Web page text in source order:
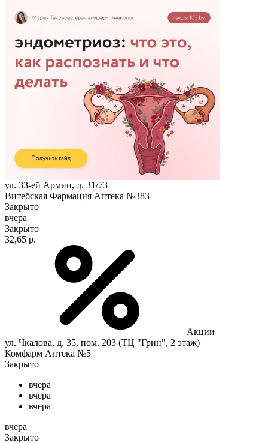
ул. 33-ей Армии, д. 31/73
Витебская Фармация Аптека №383
Закрыто
вчера
Закрыто
32,65 р.
Акции
ул. Чкалова, д. 35, пом. 203 (ТЦ "Грин", 2 этаж)
Комфарм Аптека №5
Закрыто
вчера
вчера
вчера
вчера
Закрыто